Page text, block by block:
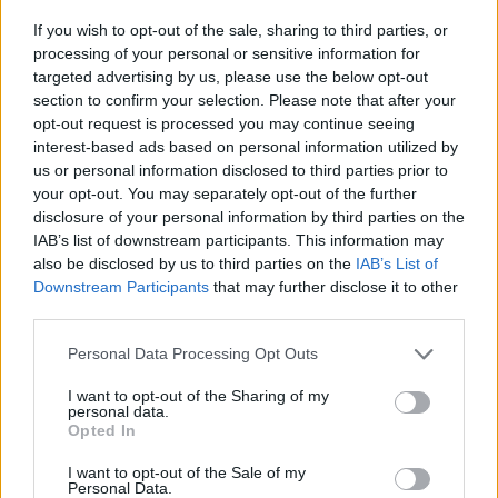
If you wish to opt-out of the sale, sharing to third parties, or
processing of your personal or sensitive information for
targeted advertising by us, please use the below opt-out
section to confirm your selection. Please note that after your
opt-out request is processed you may continue seeing
interest-based ads based on personal information utilized by
us or personal information disclosed to third parties prior to
your opt-out. You may separately opt-out of the further
disclosure of your personal information by third parties on the
IAB’s list of downstream participants. This information may
also be disclosed by us to third parties on the IAB’s List of
Downstream Participants that may further disclose it to other
Personal Data Processing Opt Outs
I want to opt-out of the Sharing of my
personal data.
Opted In
I want to opt-out of the Sale of my
Personal Data.
rispetto a quello di clienti con un altro abbonamento. Il traffico
dati registra una crescita anche a livello internazionale: il volume
di dati trasmessi con il roaming è quasi raddoppiato nell’arco di
un anno; questo aumento è dovuto anche alla riduzione dei
prezzi delle tariffe per il roaming introdotta il 1° luglio 2013. La
considerevole crescita dei volumi ha consentito un aumento
dell’8% del fatturato nel settore del roaming di dati.
Lancio riuscito di Swisscom TV 2.0 con soluzione basata sul
cloud
Anche la crescita nel settore della rete fissa è inarrestabile: il
numero di collegamenti Swisscom TV è salito di 52’000 unità a
di 192’000 unità (+22,3%). Lanciato ad inizio aprile 2014, il
servizio Swisscom TV 2.0 offre funzioni ampliate e a fine aprile
usufruiva in precedenza di un’offerta di Swisscom. La funzione di